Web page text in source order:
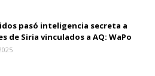
pasó inteligencia secreta a
de Siria vinculados a AQ: WaPo